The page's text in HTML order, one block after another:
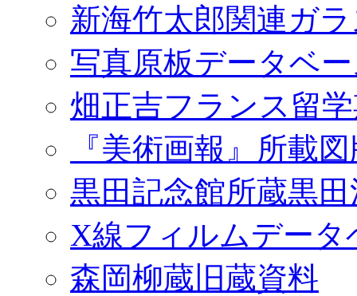
新海竹太郎関連ガ
写真原板データベ
畑正吉フランス留
『美術画報』所載
黒田記念館所蔵黒
X線フィルムデータ
森岡柳蔵旧蔵資料